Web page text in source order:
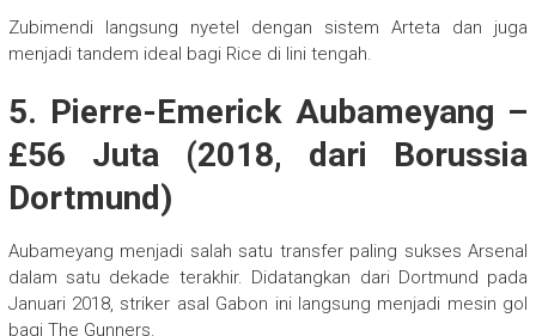
Zubimendi langsung nyetel dengan sistem Arteta dan juga
menjadi tandem ideal bagi Rice di lini tengah.
5. Pierre-Emerick Aubameyang –
£56 Juta (2018, dari Borussia
Dortmund)
Aubameyang menjadi salah satu transfer paling sukses Arsenal
dalam satu dekade terakhir. Didatangkan dari Dortmund pada
Januari 2018, striker asal Gabon ini langsung menjadi mesin gol
bagi The Gunners.